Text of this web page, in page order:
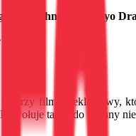
Technology, Mayo
filmik reklamowy,
Nawołuje także do zmiany